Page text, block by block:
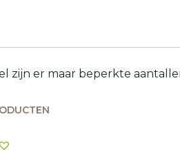
zijn er maar beperkte